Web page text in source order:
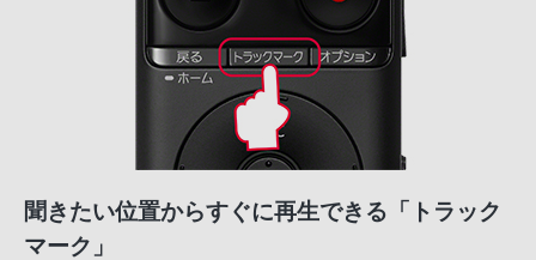
聞きたい位置からすぐに再生できる「トラック
マーク」